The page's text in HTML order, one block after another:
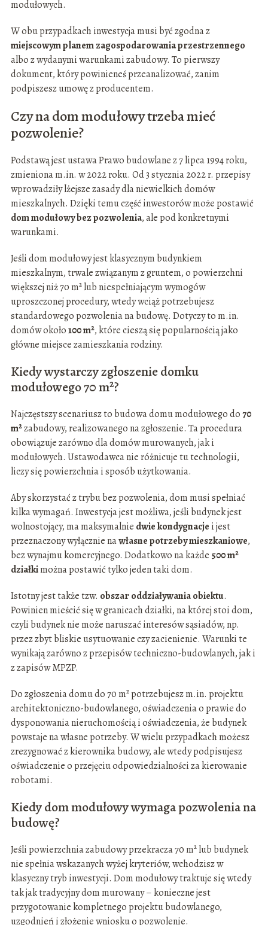
modułowych.
W obu przypadkach inwestycja musi być zgodna z
miejscowym planem zagospodarowania przestrzennego
albo z wydanymi warunkami zabudowy. To pierwszy
dokument, który powinieneś przeanalizować, zanim
podpiszesz umowę z producentem.
Czy na dom modułowy trzeba mieć
pozwolenie?
Podstawą jest ustawa Prawo budowlane z 7 lipca 1994 roku,
zmieniona m.in. w 2022 roku. Od 3 stycznia 2022 r. przepisy
wprowadziły lżejsze zasady dla niewielkich domów
mieszkalnych. Dzięki temu część inwestorów może postawić
dom modułowy bez pozwolenia, ale pod konkretnymi
warunkami.
Jeśli dom modułowy jest klasycznym budynkiem
mieszkalnym, trwale związanym z gruntem, o powierzchni
większej niż 70 m² lub niespełniającym wymogów
uproszczonej procedury, wtedy wciąż potrzebujesz
standardowego pozwolenia na budowę. Dotyczy to m.in.
domów około100 m², które cieszą się popularnością jako
główne miejsce zamieszkania rodziny.
Kiedy wystarczy zgłoszenie domku
modułowego 70 m²?
Najczęstszy scenariusz to budowa domu modułowego do70
m²zabudowy, realizowanego na zgłoszenie. Ta procedura
obowiązuje zarówno dla domów murowanych, jak i
modułowych. Ustawodawca nie różnicuje tu technologii,
liczy się powierzchnia i sposób użytkowania.
Aby skorzystać z trybu bez pozwolenia, dom musi spełniać
kilka wymagań. Inwestycja jest możliwa, jeśli budynek jest
wolnostojący, ma maksymalnie dwie kondygnacje i jest
przeznaczony wyłącznie nawłasne potrzeby mieszkaniowe,
bez wynajmu komercyjnego. Dodatkowo na każde 500 m²
działkimożna postawić tylko jeden taki dom.
Istotny jest także tzw. obszar oddziaływania obiektu.
Powinien mieścić się w granicach działki, na której stoi dom,
czyli budynek nie może naruszać interesów sąsiadów, np.
przez zbyt bliskie usytuowanie czy zacienienie. Warunki te
wynikają zarówno z przepisów techniczno-budowlanych, jak i
z zapisów MPZP.
Do zgłoszenia domu do 70 m² potrzebujesz m.in. projektu
architektoniczno-budowlanego, oświadczenia o prawie do
dysponowania nieruchomością i oświadczenia, że budynek
powstaje na własne potrzeby. W wielu przypadkach możesz
zrezygnować z kierownika budowy, ale wtedy podpisujesz
oświadczenie o przejęciu odpowiedzialności za kierowanie
robotami.
Kiedy dom modułowy wymaga pozwolenia na
budowę?
Jeśli powierzchnia zabudowy przekracza 70 m² lub budynek
nie spełnia wskazanych wyżej kryteriów, wchodzisz w
klasyczny tryb inwestycji. Dom modułowy traktuje się wtedy
tak jak tradycyjny dom murowany – konieczne jest
przygotowanie kompletnego projektu budowlanego,
uzgodnień i złożenie wniosku o pozwolenie.